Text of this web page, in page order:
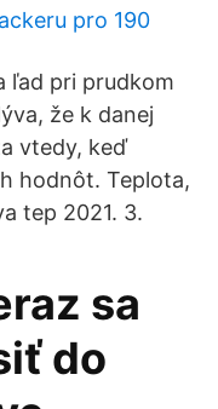
pro 190
ľad pri prudkom
že k danej
vtedy, keď
hodnôt. Teplota,
tep 2021. 3.
sa
do